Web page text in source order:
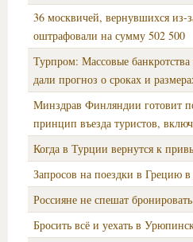
36 москвичей, вернувшихся из-
оштрафовали на сумму 502 500
Турпром: Массовые
дали прогноз о сроках и
Минздрав Финляндии готовит
принцип въезда туристов,
Когда в Турции вернутся к
Запросов на поездки в Грецию
Россияне не спешат
Бросить всё и уехать в